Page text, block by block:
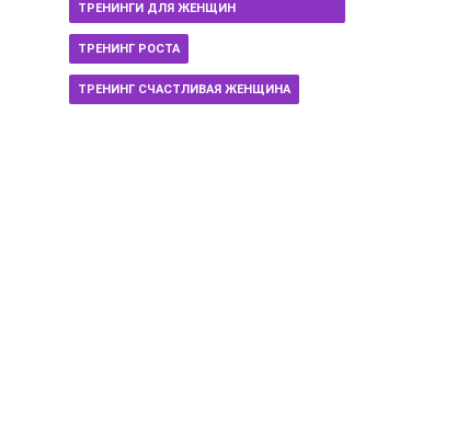
ТРЕНИНГИ ДЛЯ ЖЕНЩИН
ТРЕНИНГ РОСТА
ТРЕНИНГ СЧАСТЛИВАЯ ЖЕНЩИНА